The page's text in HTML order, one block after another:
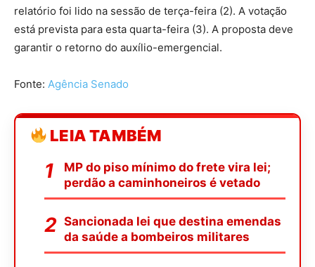
relatório foi lido na sessão de terça-feira (2). A votação
está prevista para esta quarta-feira (3). A proposta deve
garantir o retorno do auxílio-emergencial.
Fonte: Agência Senado
LEIA TAMBÉM
MP do piso mínimo do frete vira lei;
perdão a caminhoneiros é vetado
Sancionada lei que destina emendas
da saúde a bombeiros militares